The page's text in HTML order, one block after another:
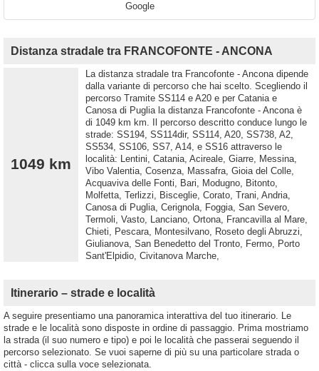
Google
Distanza stradale tra FRANCOFONTE - ANCONA
1049 km
La distanza stradale tra Francofonte - Ancona dipende
dalla variante di percorso che hai scelto. Scegliendo il
percorso Tramite SS114 e A20 e per Catania e
Canosa di Puglia la distanza Francofonte - Ancona è
di 1049 km km. Il percorso descritto conduce lungo le
strade: SS194, SS114dir, SS114, A20, SS738, A2,
SS534, SS106, SS7, A14, e SS16 attraverso le
località: Lentini, Catania, Acireale, Giarre, Messina,
Vibo Valentia, Cosenza, Massafra, Gioia del Colle,
Acquaviva delle Fonti, Bari, Modugno, Bitonto,
Molfetta, Terlizzi, Bisceglie, Corato, Trani, Andria,
Canosa di Puglia, Cerignola, Foggia, San Severo,
Termoli, Vasto, Lanciano, Ortona, Francavilla al Mare,
Chieti, Pescara, Montesilvano, Roseto degli Abruzzi,
Giulianova, San Benedetto del Tronto, Fermo, Porto
Sant'Elpidio, Civitanova Marche,
Itinerario – strade e località
A seguire presentiamo una panoramica interattiva del tuo itinerario. Le
strade e le località sono disposte in ordine di passaggio. Prima mostriamo
la strada (il suo numero e tipo) e poi le località che passerai seguendo il
percorso selezionato. Se vuoi saperne di più su una particolare strada o
città - clicca sulla voce selezionata.